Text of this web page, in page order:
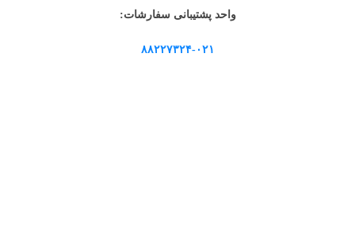
واحد پشتیبانی سفارشات:
۸۸۲۲۷۳۲۴-۰۲۱